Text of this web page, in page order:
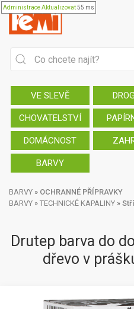
AdministraceAktualizovat55 ms
VE SLEVĚ
CHOVATELSTVÍ
DOMÁCNOST
BARVY
BARVY » OCHRANNÉ PŘÍPRAVKY
BARVY » TECHNICKÉ KAPALINY »
Drutep barva do
dřevo v